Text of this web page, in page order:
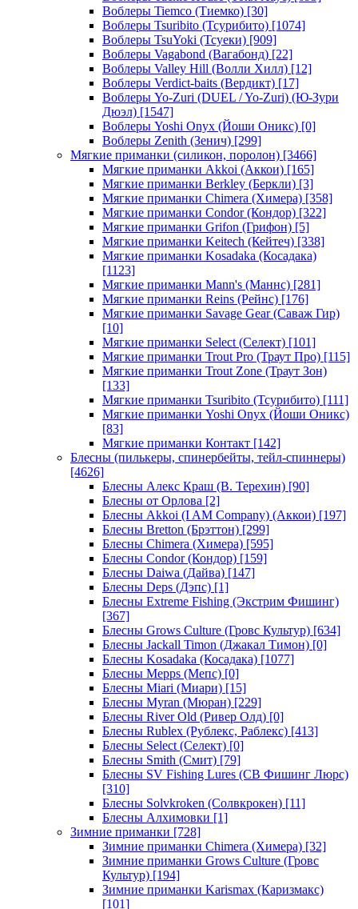
Воблеры Tiemco (Тиемко) [30]
Воблеры Tsuribito (Тсурибито) [1074]
Воблеры TsuYoki (Тсуеки) [909]
Воблеры Vagabond (Вагабонд) [22]
Воблеры Valley Hill (Волли Хилл) [12]
Воблеры Verdict-baits (Вердикт) [17]
Воблеры Yo-Zuri (DUEL / Yo-Zuri) (Ю-Зури
Дюэл) [1547]
Воблеры Yoshi Onyx (Йоши Оникс) [0]
Воблеры Zenith (Зенич) [299]
Мягкие приманки (силикон, поролон) [3466]
Мягкие приманки Akkoi (Аккои) [165]
Мягкие приманки Berkley (Беркли) [3]
Мягкие приманки Chimera (Химера) [358]
Мягкие приманки Condor (Кондор) [322]
Мягкие приманки Grifon (Грифон) [5]
Мягкие приманки Keitech (Кейтеч) [338]
Мягкие приманки Kosadaka (Косадака)
[1123]
Мягкие приманки Mann's (Маннс) [281]
Мягкие приманки Reins (Рейнс) [176]
Мягкие приманки Savage Gear (Саваж Гир)
[10]
Мягкие приманки Select (Селект) [101]
Мягкие приманки Trout Pro (Траут Про) [115]
Мягкие приманки Trout Zone (Траут Зон)
[133]
Мягкие приманки Tsuribito (Тсурибито) [111]
Мягкие приманки Yoshi Onyx (Йоши Оникс)
[83]
Мягкие приманки Контакт [142]
Блесны (пилькеры, спинербейты, тейл-спиннеры)
[4626]
Блесны Алекс Краш (В. Терехин) [90]
Блесны от Орлова [2]
Блесны Akkoi (I AM Company) (Аккои) [197]
Блесны Bretton (Брэттон) [299]
Блесны Chimera (Химера) [595]
Блесны Condor (Кондор) [159]
Блесны Daiwa (Дайва) [147]
Блесны Deps (Дэпс) [1]
Блесны Extreme Fishing (Экстрим Фишинг)
[367]
Блесны Grows Culture (Гровс Культур) [634]
Блесны Jackall Timon (Джакал Тимон) [0]
Блесны Kosadaka (Косадака) [1077]
Блесны Mepps (Мепс) [0]
Блесны Miari (Миари) [15]
Блесны Myran (Мюран) [229]
Блесны River Old (Ривер Олд) [0]
Блесны Rublex (Рублекс, Раблекс) [413]
Блесны Select (Селект) [0]
Блесны Smith (Смит) [79]
Блесны SV Fishing Lures (СВ Фишинг Люрс)
[310]
Блесны Solvkroken (Солвкрокен) [11]
Блесны Алхимовки [1]
Зимние приманки [728]
Зимние приманки Chimera (Химера) [32]
Зимние приманки Grows Culture (Гровс
Культур) [194]
Зимние приманки Karismax (Каризмакс)
[101]